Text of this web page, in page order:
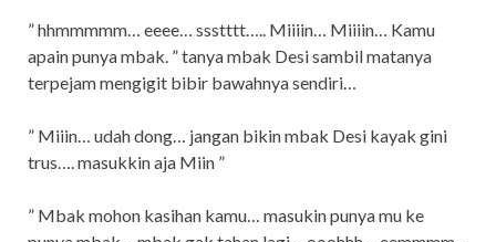
” hhmmmmm… eeee… ssstttt….. Miiiin… Miiiin… Kamu
apain punya mbak. ” tanya mbak Desi sambil matanya
terpejam mengigit bibir bawahnya sendiri…
” Miiin… udah dong… jangan bikin mbak Desi kayak gini
trus…. masukkin aja Miin ”
” Mbak mohon kasihan kamu… masukin punya mu ke